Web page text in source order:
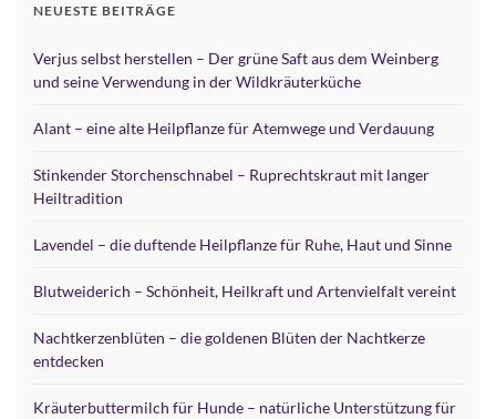
NEUESTE BEITRÄGE
Verjus selbst herstellen – Der grüne Saft aus dem Weinberg
und seine Verwendung in der Wildkräuterküche
Alant – eine alte Heilpflanze für Atemwege und Verdauung
Stinkender Storchenschnabel – Ruprechtskraut mit langer
Heiltradition
Lavendel – die duftende Heilpflanze für Ruhe, Haut und Sinne
Blutweiderich – Schönheit, Heilkraft und Artenvielfalt vereint
Nachtkerzenblüten – die goldenen Blüten der Nachtkerze
entdecken
Kräuterbuttermilch für Hunde – natürliche Unterstützung für